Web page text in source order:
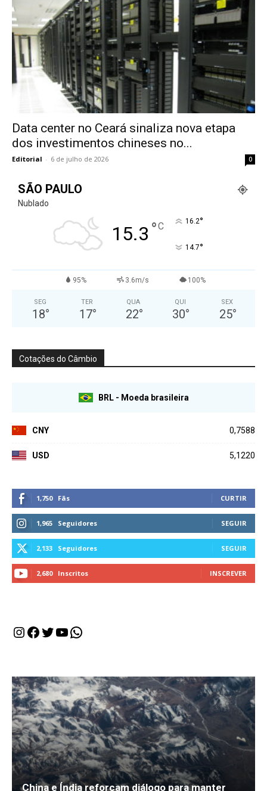
Data center no Ceará sinaliza nova etapa
dos investimentos chineses no...
Editorial - 6 de julho de 2026 0
SÃO PAULO
Nublado
15.3 °C 16.2°
14.7°
95% 3.6m/s 100%
SEG
18°
TER
17°
QUA
22°
QUI
30°
SEX
25°
Cotações do Câmbio
BRL - Moeda brasileira
CNY 0,7588
USD 5,1220
1,750 Fãs CURTIR
1,965 Seguidores SEGUIR
2,133 Seguidores SEGUIR
2,680 Inscritos INSCREVER
Instagram
Facebook
Twitter
Youtube
WhatsApp
China e Índia reforçam diálogo para manter